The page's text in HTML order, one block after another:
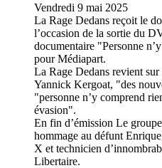
Vendredi 9 mai 2025
La Rage Dedans reçoit le
l’occasion de la sortie du
documentaire "Personne
pour Médiapart.
La Rage Dedans revient
Yannick Kergoat, "des
"personne n’y comprend
évasion".
En fin d’émission Le
hommage au défunt
X et technicien
Libertaire.